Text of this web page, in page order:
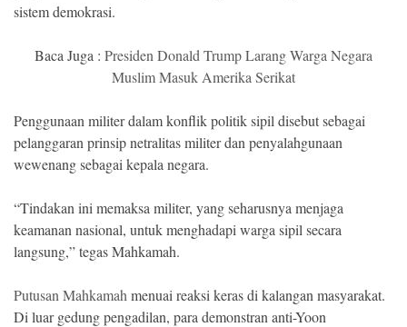
sistem demokrasi.
Baca Juga : Presiden Donald Trump Larang Warga Negara
Muslim Masuk Amerika Serikat
Penggunaan militer dalam konflik politik sipil disebut sebagai
pelanggaran prinsip netralitas militer dan penyalahgunaan
wewenang sebagai kepala negara.
“Tindakan ini memaksa militer, yang seharusnya menjaga
keamanan nasional, untuk menghadapi warga sipil secara
langsung,” tegas Mahkamah.
Putusan Mahkamah menuai reaksi keras di kalangan masyarakat.
Di luar gedung pengadilan, para demonstran anti-Yoon